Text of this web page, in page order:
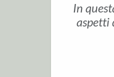
In
aspetti